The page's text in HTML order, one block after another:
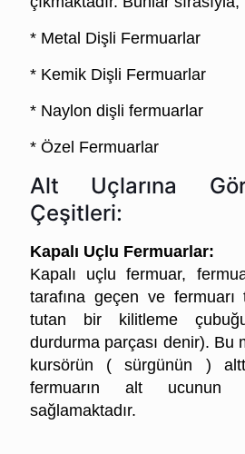
* Metal Dişli Fermuarlar
* Kemik Dişli Fermuarlar
* Naylon dişli fermuarlar
* Özel Fermuarlar
Alt Uçlarına
Çeşitleri:
Kapalı Uçlu Fermuarlar:
Kapalı uçlu fermuar,
tarafına geçen ve
tutan bir kilitleme
durdurma parçası denir). Bu
kursörün ( sürgünün )
fermuarın alt ucunun
sağlamaktadır.